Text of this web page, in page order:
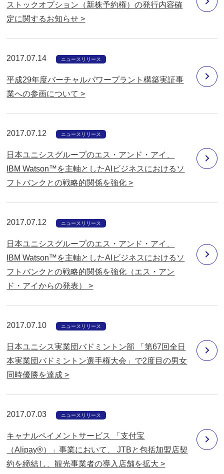
ストックオプション（新株予約権）の発行内容確
定に関するお知らせ >
2017.07.14 ニュースリリース
平成29年度バーチャルパワープラント構築実証事
業への参画について >
2017.07.12 ニュースリリース
日本ユニシスグループのエス・アンド・アイ、
IBM Watson™を主軸としたAIビジネスにおけるソ
フトバンクとの戦略的関係を強化 >
2017.07.12 ニュースリリース
日本ユニシスグループのエス・アンド・アイ、
IBM Watson™を主軸としたAIビジネスにおけるソ
フトバンクとの戦略的関係を強化（エス・アン
ド・アイからの発表） >
2017.07.10 ニュースリリース
日本ユニシス実業団バドミントン部 「第67回全日
本実業団バドミントン選手権大会」で2度目の男女
同時優勝を達成 >
2017.07.03 ニュースリリース
キャナルペイメントサービス 「支付宝
（Alipay®）」事業において、 JTBと包括加盟店契
約を締結し、観光事業者の導入店舗を拡大 >